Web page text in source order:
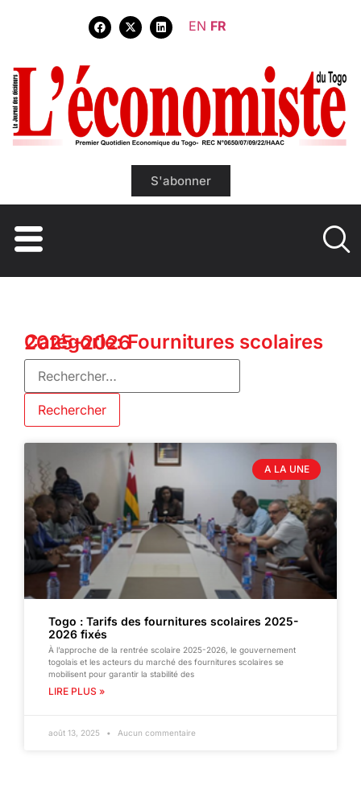
EN FR
S'abonner
Catégorie: Fournitures scolaires 2025-2026
A LA UNE
Togo : Tarifs des fournitures scolaires 2025-
2026 fixés
À l’approche de la rentrée scolaire 2025-2026, le gouvernement
togolais et les acteurs du marché des fournitures scolaires se
mobilisent pour garantir la stabilité des
LIRE PLUS »
août 13, 2025 Aucun commentaire